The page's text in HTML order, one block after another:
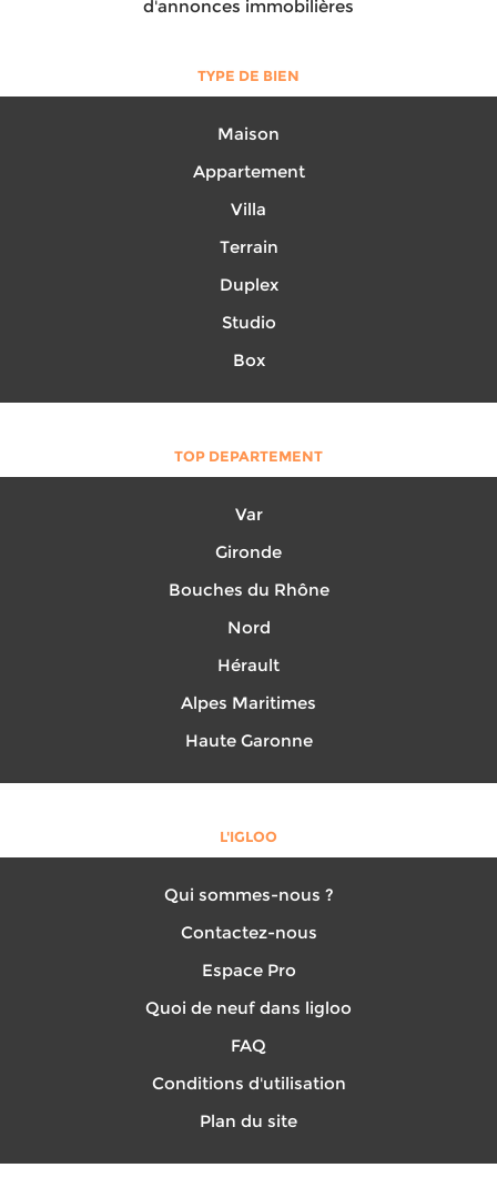
d'annonces immobilières
TYPE DE BIEN
Maison
Appartement
Villa
Terrain
Duplex
Studio
Box
TOP DEPARTEMENT
Var
Gironde
Bouches du Rhône
Nord
Hérault
Alpes Maritimes
Haute Garonne
L'IGLOO
Qui sommes-nous ?
Contactez-nous
Espace Pro
Quoi de neuf dans ligloo
FAQ
Conditions d'utilisation
Plan du site